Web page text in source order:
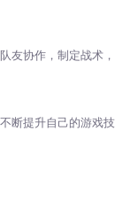
友协作，制定战术，
断提升自己的游戏技